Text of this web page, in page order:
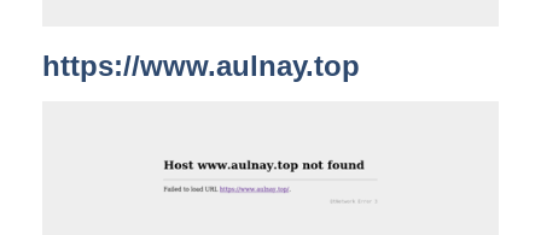
https://www.aulnay.top